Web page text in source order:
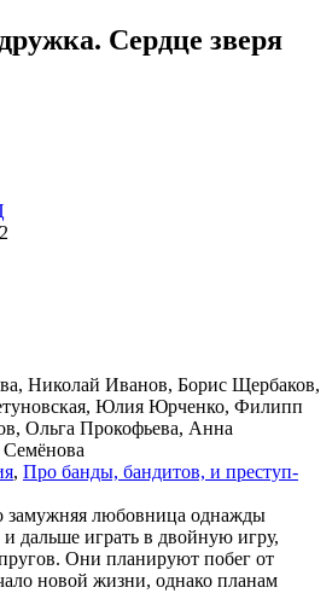
Сердце зверя
Николай Иванов, Борис Щербаков,
Юлия Юрченко, Филипп
Ольга Прокофьева, Анна
, Про бан­ды, бан­ди­тов, и пре­ступ­
любовница однажды
дальше играть в двойную игру,
Они планируют побег от
новой жизни, однако планам